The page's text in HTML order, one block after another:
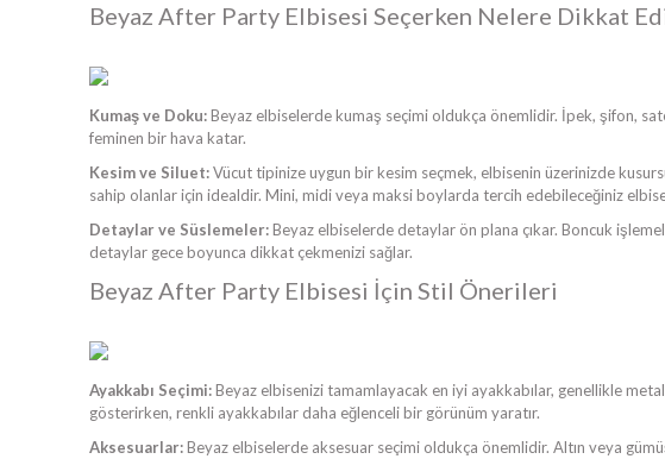
Beyaz After Party Elbisesi Seçerken Nelere Dikkat
Kumaş ve Doku:Beyaz elbiselerde kumaş seçimi oldukça önemlidir. İpek, şifon,
feminen bir hava katar.
Kesim ve Siluet:Vücut tipinize uygun bir kesim seçmek, elbisenin üzerinizde
sahip olanlar için idealdir. Mini, midi veya maksi boylarda tercih edebileceğiniz
Detaylar ve Süslemeler:Beyaz elbiselerde detaylar ön plana çıkar. Boncuk
detaylar gece boyunca dikkat çekmenizi sağlar.
Beyaz After Party Elbisesi İçin Stil Önerileri
Ayakkabı Seçimi:Beyaz elbisenizi tamamlayacak en iyi ayakkabılar, genellikle
gösterirken, renkli ayakkabılar daha eğlenceli bir görünüm yaratır.
Aksesuarlar:Beyaz elbiselerde aksesuar seçimi oldukça önemlidir. Altın veya